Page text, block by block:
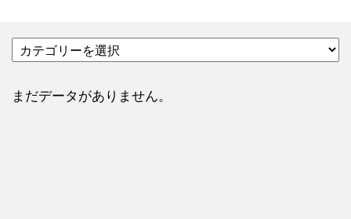
テ
リ
まだデータがありません。